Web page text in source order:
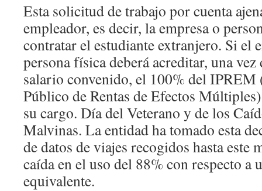
Esta solicitud de trabajo por cuenta
empleador, es decir, la empresa o
contratar el estudiante extranjero. Si el
persona física deberá acreditar, una
salario convenido, el 100% del
Público de Rentas de Efectos
su cargo. Día del Veterano y de los
Malvinas. La entidad ha tomado esta
de datos de viajes recogidos hasta este
caída en el uso del 88% con respecto a
equivalente.